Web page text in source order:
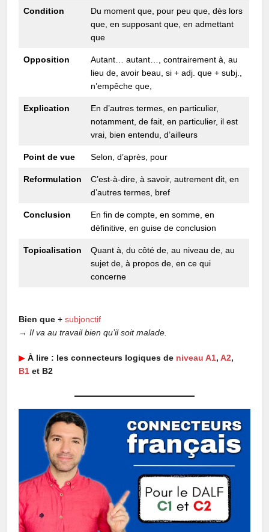
Condition
Du moment que, pour peu que, dès lors
que, en supposant que, en admettant
que
Opposition
Autant… autant…, contrairement à, au
lieu de, avoir beau, si + adj. que + subj.,
n’empêche que,
Explication
En d’autres termes, en particulier,
notamment, de fait, en particulier, il est
vrai, bien entendu, d’ailleurs
Point de vue Selon, d’après, pour
Reformulation
C’est-à-dire, à savoir, autrement dit, en
d’autres termes, bref
Conclusion
En fin de compte, en somme, en
définitive, en guise de conclusion
Topicalisation
Quant à, du côté de, au niveau de, au
sujet de, à propos de, en ce qui
concerne
Bien que +subjonctif
→Il va au travail bien qu’il soit malade.
▶︎ À lire : les connecteurs logiques de niveau A1, A2,
B1 et B2